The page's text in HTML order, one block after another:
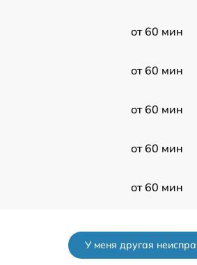
от 60 мин
от 60 мин
от 60 мин
от 60 мин
от 60 мин
У меня другая